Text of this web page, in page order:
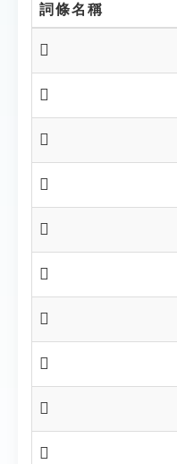
詞條名稱
𢓐
𢓒
𢓓
𢓔
𢓕
𢓖
𢓘
𢓘
𢓗
𢓜